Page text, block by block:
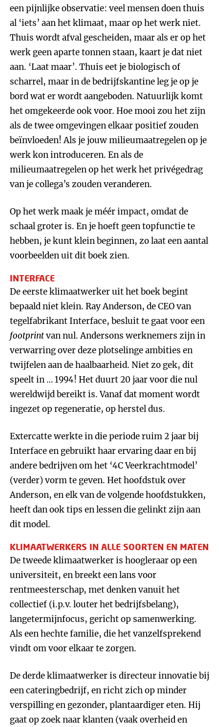
een pijnlijke observatie: veel mensen doen thuis
al ‘iets’ aan het klimaat, maar op het werk niet.
Thuis wordt afval gescheiden, maar als er op het
werk geen aparte tonnen staan, kaart je dat niet
aan. ‘Laat maar’. Thuis eet je biologisch of
scharrel, maar in de bedrijfskantine leg je op je
bord wat er wordt aangeboden. Natuurlijk komt
het omgekeerde ook voor. Hoe mooi zou het zijn
als de twee omgevingen elkaar positief zouden
beïnvloeden! Als je jouw milieumaatregelen op je
werk kon introduceren. En als de
milieumaatregelen op het werk het privégedrag
van je collega’s zouden veranderen.
Op het werk maak je méér impact, omdat de
schaal groter is. En je hoeft geen topfunctie te
hebben, je kunt klein beginnen, zo laat een aantal
voorbeelden uit dit boek zien.
INTERFACE
De eerste klimaatwerker uit het boek begint
bepaald niet klein. Ray Anderson, de CEO van
tegelfabrikant Interface, besluit te gaat voor een
footprintvan nul. Andersons werknemers zijn in
verwarring over deze plotselinge ambities en
twijfelen aan de haalbaarheid. Niet zo gek, dit
speelt in … 1994! Het duurt 20 jaar voor die nul
wereldwijd bereikt is. Vanaf dat moment wordt
ingezet op regeneratie, op herstel dus.
Extercatte werkte in die periode ruim 2 jaar bij
Interface en gebruikt haar ervaring daar en bij
andere bedrijven om het ‘4C Veerkrachtmodel’
(verder) vorm te geven. Het hoofdstuk over
Anderson, en elk van de volgende hoofdstukken,
heeft dan ook tips en lessen die gelinkt zijn aan
dit model.
KLIMAATWERKERS IN ALLE SOORTEN EN MATEN
De tweede klimaatwerker is hoogleraar op een
universiteit, en breekt een lans voor
rentmeesterschap, met denken vanuit het
collectief (i.p.v. louter het bedrijfsbelang),
langetermijnfocus, gericht op samenwerking.
Als een hechte familie, die het vanzelfsprekend
vindt om voor elkaar te zorgen.
De derde klimaatwerker is directeur innovatie bij
een cateringbedrijf, en richt zich op minder
verspilling en gezonder, plantaardiger eten. Hij
gaat op zoek naar klanten (vaak overheid en